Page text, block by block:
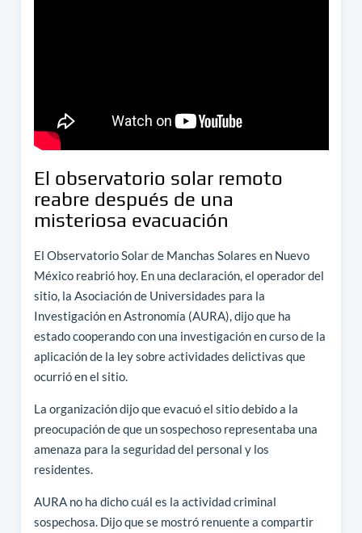
El observatorio solar remoto
reabre después de una
misteriosa evacuación
El Observatorio Solar de Manchas Solares en Nuevo
México reabrió hoy. En una declaración, el operador del
sitio, la Asociación de Universidades para la
Investigación en Astronomía (AURA), dijo que ha
estado cooperando con una investigación en curso de la
aplicación de la ley sobre actividades delictivas que
ocurrió en el sitio.
La organización dijo que evacuó el sitio debido a la
preocupación de que un sospechoso representaba una
amenaza para la seguridad del personal y los
residentes.
AURA no ha dicho cuál es la actividad criminal
sospechosa. Dijo que se mostró renuente a compartir